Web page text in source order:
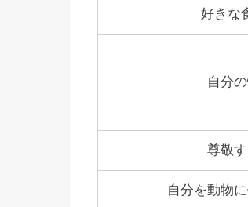
好きな
自分
尊敬
自分を動物